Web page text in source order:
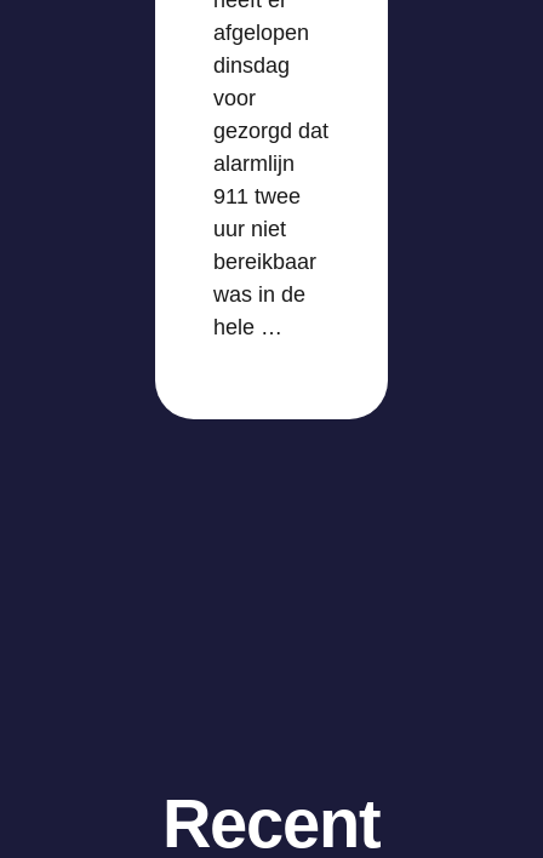
afgelopen
dinsdag
voor
gezorgd dat
alarmlijn
911 twee
uur niet
bereikbaar
was in de
hele …
Recent